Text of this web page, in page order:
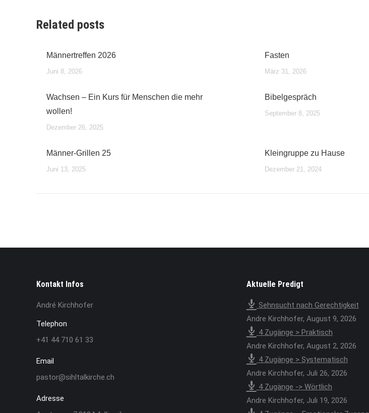
Related posts
Männertreffen 2026
Juni 8, 2026
Fasten
März 31, 2026
Wachsen – Ein Kurs für Menschen die mehr
wollen!
Dezember 26, 2025
Bibelgespräch
September 8, 2025
Männer-Grillen 25
Juni 13, 2025
Kleingruppe zu Hause
Dezember 21, 2024
Kontakt Infos
André Kirchhofer
Telephon
+41 44 710 61 33
Email
pastor@sihltalkirche.ch
Adresse
Aktuelle Predigt
Sehnsucht nach Gerechtigkeit
Andre Kirchhofer, August 9, 2026
4 Zugänge > Praktisch
Andre Kirchhofer, August 2, 2026
4 Zugänge > Systematisch
Andre Kirchhofer, Juli 26, 2026
4 Zugänge -> Wörtlich
Andre Kirchhofer, Juli 19, 2026